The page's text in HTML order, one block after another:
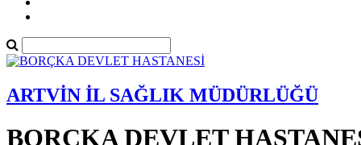
ARTVİN İL SAĞLIK MÜDÜRLÜĞÜ
BORÇKA DEVLET